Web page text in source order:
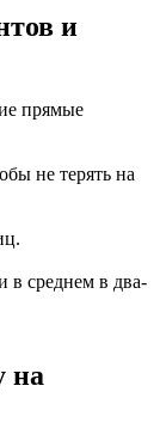
и
прямые
не терять на
в среднем в два-
на